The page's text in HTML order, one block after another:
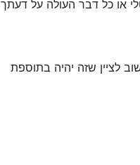
או כל דבר העולה על דעתך
לציין שזה יהיה בתוספת